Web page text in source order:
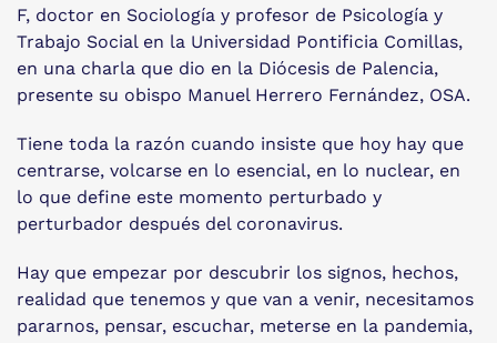
F, doctor en Sociología y profesor de Psicología y
Trabajo Social en la Universidad Pontificia Comillas,
en una charla que dio en la Diócesis de Palencia,
presente su obispo Manuel Herrero Fernández, OSA.
Tiene toda la razón cuando insiste que hoy hay que
centrarse, volcarse en lo esencial, en lo nuclear, en
lo que define este momento perturbado y
perturbador después del coronavirus.
Hay que empezar por descubrir los signos, hechos,
realidad que tenemos y que van a venir, necesitamos
pararnos, pensar, escuchar, meterse en la pandemia,